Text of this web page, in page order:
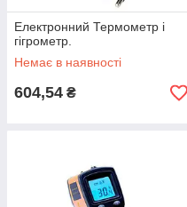
Електронний Термометр і
гігрометр.
Немає в наявності
604,54 ₴